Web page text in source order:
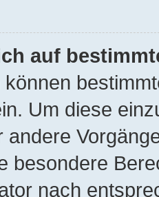
auf
Um diese
andere
besondere
nach